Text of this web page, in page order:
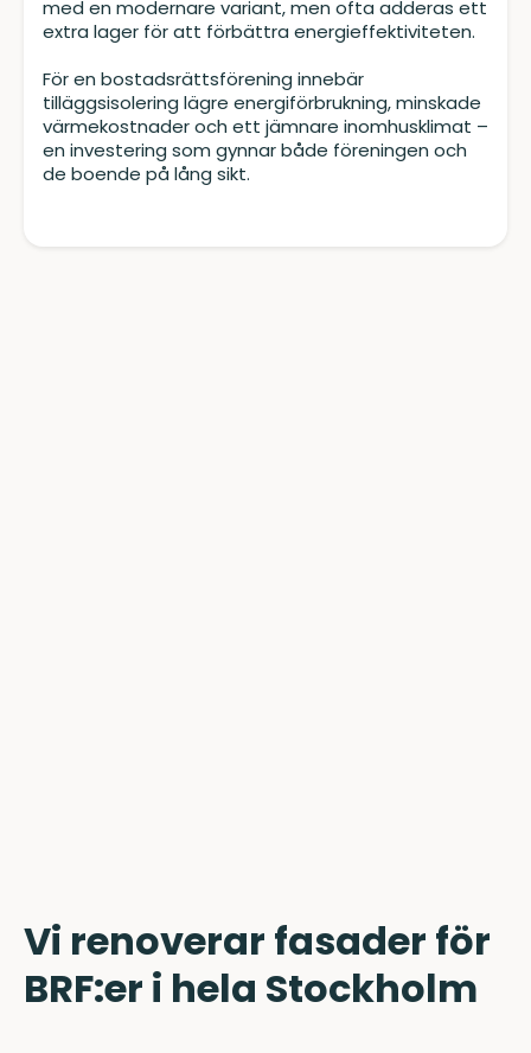
med en modernare variant, men ofta adderas ett
extra lager för att förbättra energieffektiviteten.
För en bostadsrättsförening innebär
tilläggsisolering lägre energiförbrukning, minskade
värmekostnader och ett jämnare inomhusklimat –
en investering som gynnar både föreningen och
de boende på lång sikt.
Vi renoverar fasader för
BRF:er i hela Stockholm